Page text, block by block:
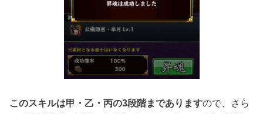
このスキルは甲・乙・丙の3段階までありますので、さら